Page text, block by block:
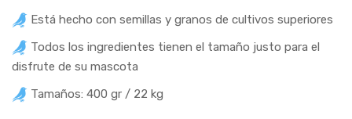
Está hecho con semillas y granos de cultivos superiores
Todos los ingredientes tienen el tamaño justo para el
disfrute de su mascota
Tamaños: 400 gr / 22 kg